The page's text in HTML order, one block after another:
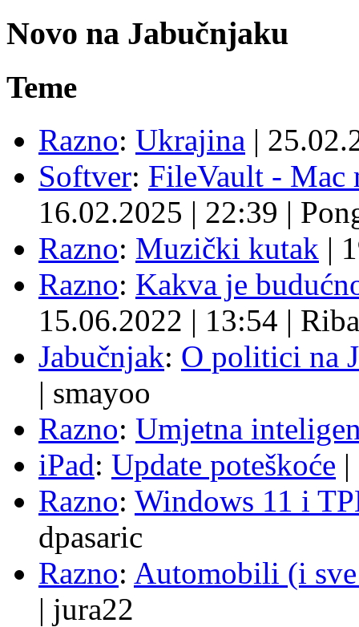
Novo na Jabučnjaku
Teme
Razno: Ukrajina |
Softver: FileVault - Mac
16.02.2025 | 22:39 |
Razno: Muzički kutak |
Razno: Kakva je
15.06.2022 | 13:54 | Riba
Jabučnjak: O politici na
| smayoo
Razno: Umjetna
iPad: Update poteškoće |
Razno: Windows 11 i
dpasaric
Razno: Automobili (i
| jura22